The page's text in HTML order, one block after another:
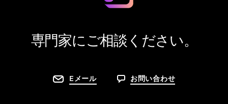
専門家にご相談ください。
Eメール お問い合わせ